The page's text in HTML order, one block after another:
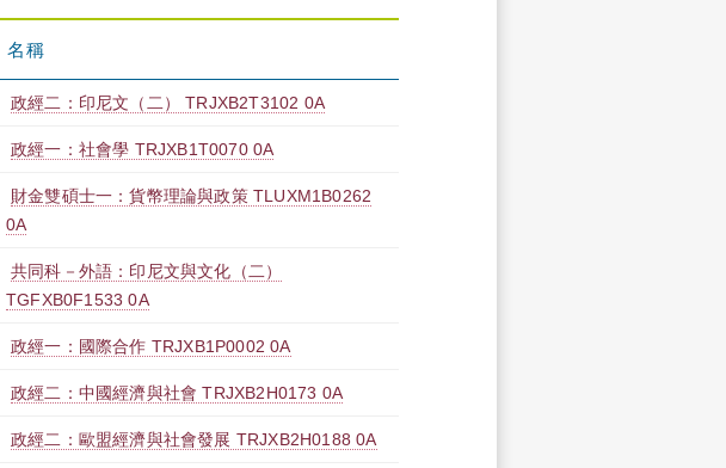
名稱
政經二：印尼文（二） TRJXB2T3102 0A
政經一：社會學 TRJXB1T0070 0A
財金雙碩士一：貨幣理論與政策 TLUXM1B0262
0A
共同科－外語：印尼文與文化（二）
TGFXB0F1533 0A
政經一：國際合作 TRJXB1P0002 0A
政經二：中國經濟與社會 TRJXB2H0173 0A
政經二：歐盟經濟與社會發展 TRJXB2H0188 0A